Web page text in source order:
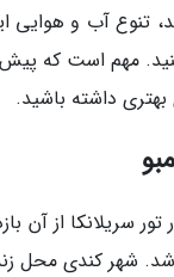
تنوع آب و هوایی
مهم است که
بهتری داشته باشید.
سریلانکا از آن
شهر کندی محل